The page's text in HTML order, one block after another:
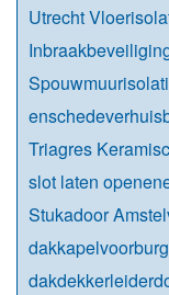
Utrecht
Triagres
slot laten
Stukadoor